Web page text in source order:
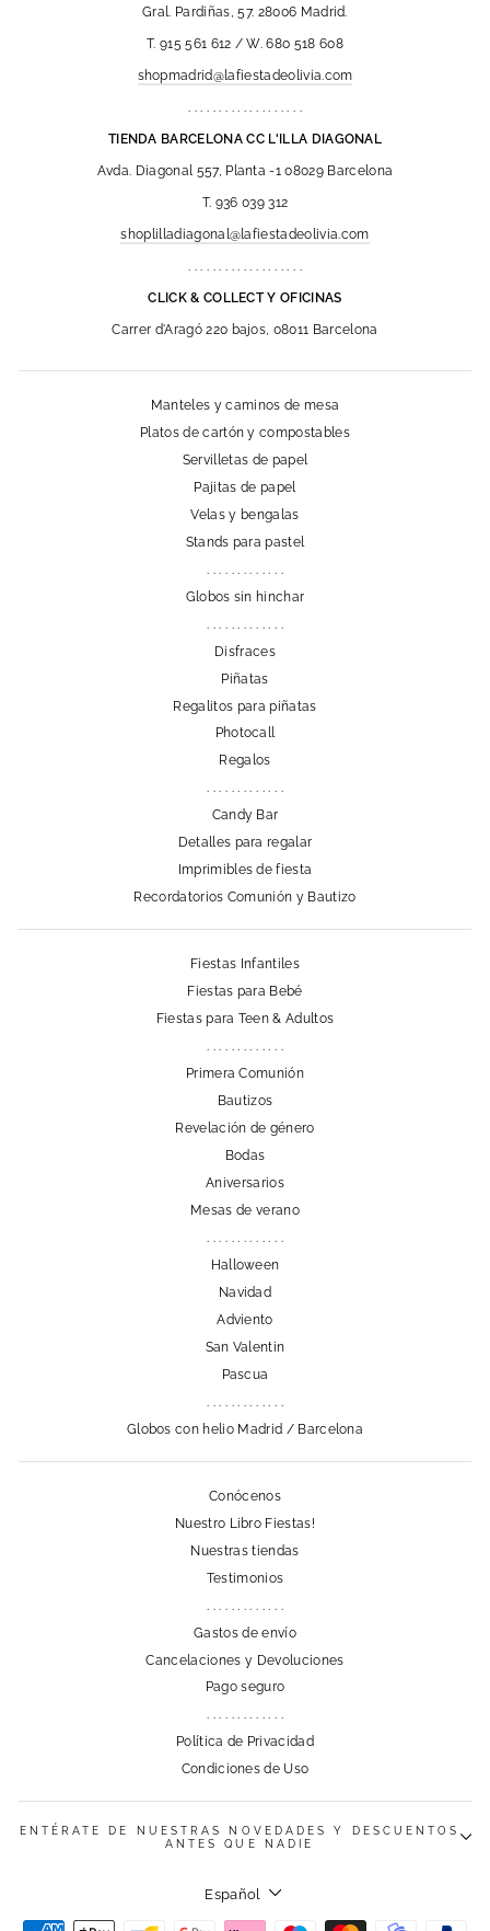
Gral. Pardiñas, 57. 28006 Madrid.
T. 915 561 612 / W. 680 518 608
shopmadrid@lafiestadeolivia.com
. . . . . . . . . . . . . . . . . . .
TIENDA BARCELONA CC L'ILLA DIAGONAL
Avda. Diagonal 557, Planta -1 08029 Barcelona
T. 936 039 312
shoplilladiagonal@lafiestadeolivia.com
. . . . . . . . . . . . . . . . . . .
CLICK & COLLECT Y OFICINAS
Carrer d'Aragó 220 bajos, 08011 Barcelona
Manteles y caminos de mesa
Platos de cartón y compostables
Servilletas de papel
Pajitas de papel
Velas y bengalas
Stands para pastel
Globos sin hinchar
Disfraces
Piñatas
Regalitos para piñatas
Photocall
Regalos
. . . . . . . . . . . . .
Candy Bar
Detalles para regalar
Imprimibles de fiesta
Recordatorios Comunión y Bautizo
Fiestas Infantiles
Fiestas para Bebé
Fiestas para Teen & Adultos
. . . . . . . . . . . . .
Primera Comunión
Bautizos
Revelación de género
Bodas
Aniversarios
Mesas de verano
. . . . . . . . . . . . .
Halloween
Navidad
Adviento
San Valentin
Pascua
Globos con helio Madrid / Barcelona
Conócenos
Nuestro Libro Fiestas!
Nuestras tiendas
Testimonios
Gastos de envío
Cancelaciones y Devoluciones
Pago seguro
. . . . . . . . . . . . .
Política de Privacidad
Condiciones de Uso
ENTÉRATE DE NUESTRAS NOVEDADES Y DESCUENTOS
ANTES QUE NADIE
Idioma
Español